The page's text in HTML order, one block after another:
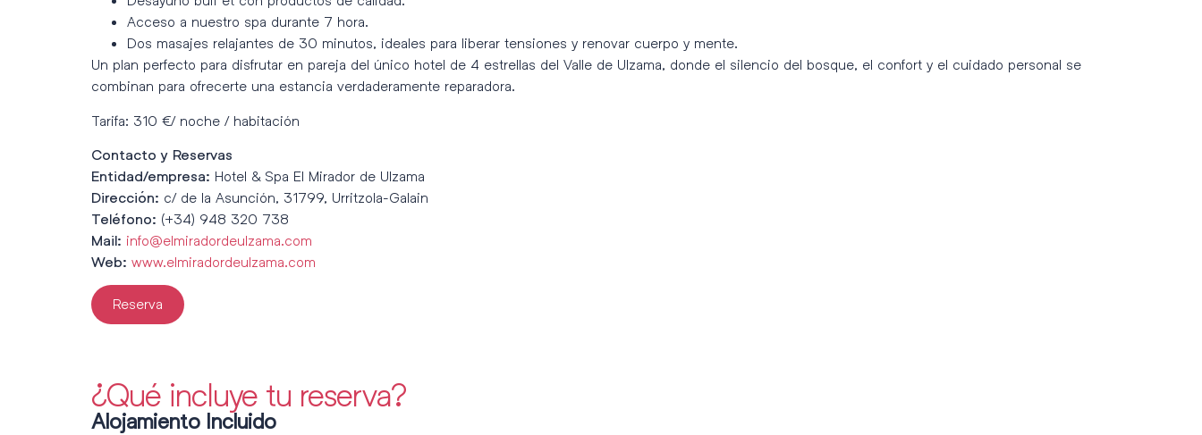
Acceso a nuestro spa durante 7 hora.
Dos masajes relajantes de 30 minutos, ideales para liberar tensiones y renovar cuerpo y mente.
Un plan perfecto para disfrutar en pareja del único hotel de 4 estrellas del Valle de Ulzama, donde el silencio del bosque, el confort y el cuidado personal se
combinan para ofrecerte una estancia verdaderamente reparadora.
Tarifa: 310 €/ noche / habitación
Contacto y Reservas
Entidad/empresa: Hotel & Spa El Mirador de Ulzama
Dirección: c/ de la Asunción, 31799, Urritzola-Galain
Teléfono: (+34) 948 320 738
Mail: info@elmiradordeulzama.com
Web: www.elmiradordeulzama.com
Reserva
¿Qué incluye tu reserva?
Alojamiento Incluido